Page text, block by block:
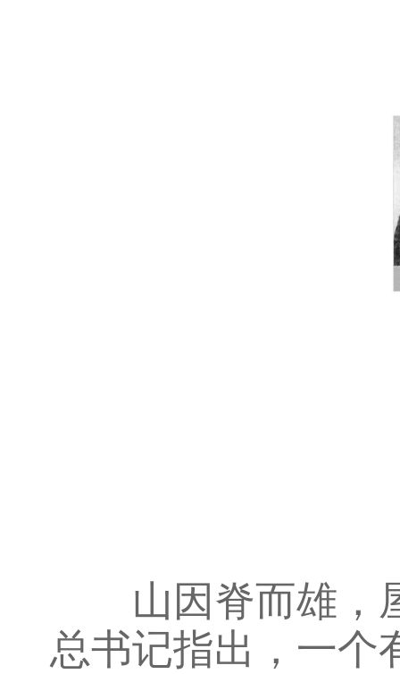
山因脊而雄，屋
总书记指出，一个